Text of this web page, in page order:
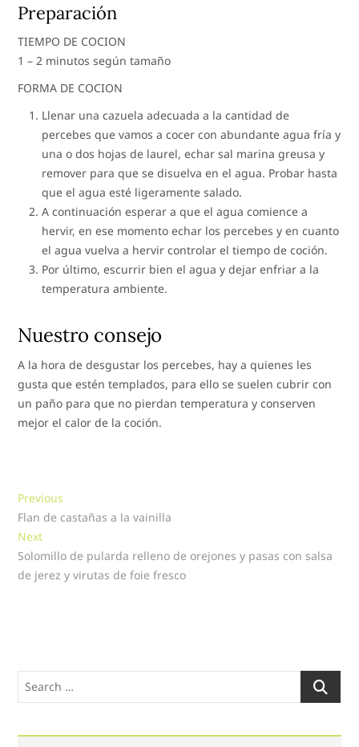
Preparación
TIEMPO DE COCION
1 – 2 minutos según tamaño
FORMA DE COCION
Llenar una cazuela adecuada a la cantidad de
percebes que vamos a cocer con abundante agua fría y
una o dos hojas de laurel, echar sal marina greusa y
remover para que se disuelva en el agua. Probar hasta
que el agua esté ligeramente salado.
A continuación esperar a que el agua comience a
hervir, en ese momento echar los percebes y en cuanto
el agua vuelva a hervir controlar el tiempo de coción.
Por último, escurrir bien el agua y dejar enfriar a la
temperatura ambiente.
Nuestro consejo
A la hora de desgustar los percebes, hay a quienes les
gusta que estén templados, para ello se suelen cubrir con
un paño para que no pierdan temperatura y conserven
mejor el calor de la coción.
Navegación
de
entradas
Previous
post:
Flan de castañas a la vainilla
NextNext
post:
Solomillo de pularda relleno de orejones y pasas con salsa
de jerez y virutas de foie fresco
Search